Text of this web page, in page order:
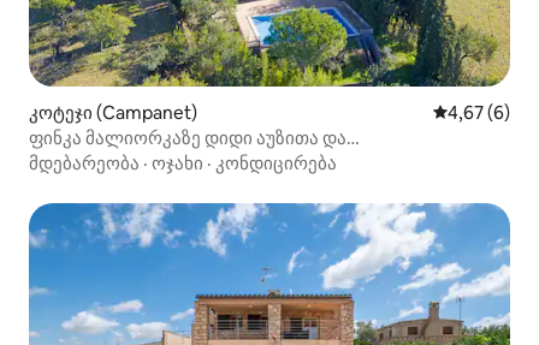
კოტეჯი (Campanet) საშუალო
4,67 (6)
ფინკა მალიორკაზე დიდი აუზითა და
განსაცვიფრებელი ხედებით
მდებარეობა · ოჯახი · კონდიცირება